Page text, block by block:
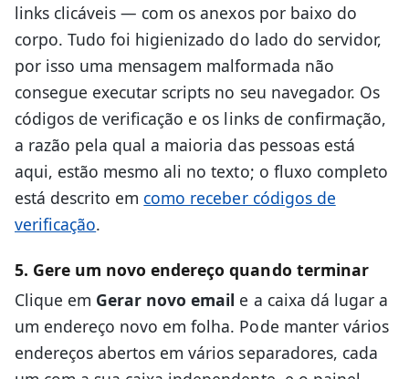
links clicáveis — com os anexos por baixo do
corpo. Tudo foi higienizado do lado do servidor,
por isso uma mensagem malformada não
consegue executar scripts no seu navegador. Os
códigos de verificação e os links de confirmação,
a razão pela qual a maioria das pessoas está
aqui, estão mesmo ali no texto; o fluxo completo
está descrito em como receber códigos de
verificação.
5. Gere um novo endereço quando terminar
Clique em Gerar novo email e a caixa dá lugar a
um endereço novo em folha. Pode manter vários
endereços abertos em vários separadores, cada